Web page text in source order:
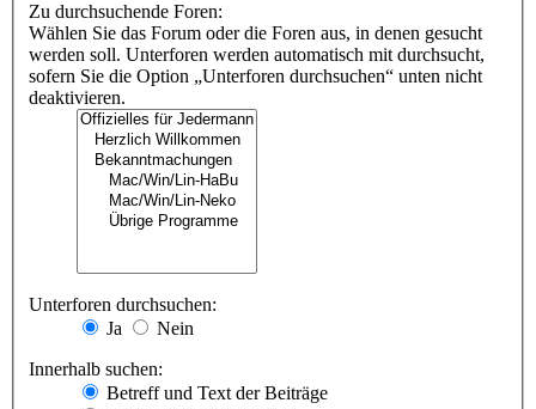
Zu durchsuchende Foren:
Wählen Sie das Forum oder die Foren aus, in denen gesucht
werden soll. Unterforen werden automatisch mit durchsucht,
sofern Sie die Option „Unterforen durchsuchen“ unten nicht
deaktivieren.
Unterforen durchsuchen:
Ja
Nein
Innerhalb suchen:
Betreff und Text der Beiträge